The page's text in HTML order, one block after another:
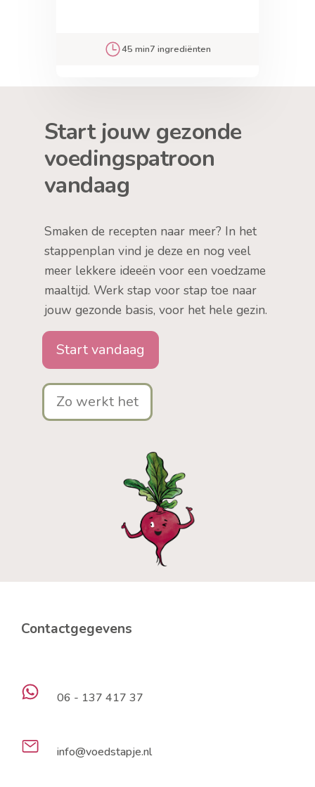
45 min7 ingrediënten
Start jouw gezonde
voedingspatroon
vandaag
Smaken de recepten naar meer? In het
stappenplan vind je deze en nog veel
meer lekkere ideeën voor een voedzame
maaltijd. Werk stap voor stap toe naar
jouw gezonde basis, voor het hele gezin.
Start vandaag
Zo werkt het
Contactgegevens
06 - 137 417 37
info@voedstapje.nl